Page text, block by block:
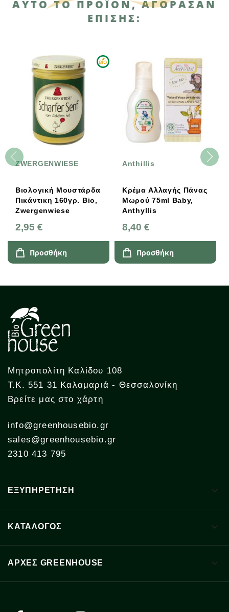
ΑΥΤΌ ΤΟ ΠΡΟΪΌΝ, ΑΓΌΡΑΣΑΝ
ΕΠΊΣΗΣ:
ZWERGENWIESE
Βιολογική Μουστάρδα
Πικάντικη 160γρ. Bio,
Zwergenwiese
2,95 €
Προσθήκη
Anthillis
Κρέμα Αλλαγής Πάνας
Μωρού 75ml Baby,
Anthyllis
8,40 €
Προσθήκη
Μητροπολίτη Καλίδου 108
Τ.Κ. 551 31 Καλαμαριά - Θεσσαλονίκη
Βρείτε μας στο χάρτη
info@greenhousebio.gr
sales@greenhousebio.gr
2310 413 795
ΕΞΥΠΗΡΕΤΗΣΗ 
ΚΑΤΑΛΟΓΟΣ 
ΑΡΧΈΣ GREENHOUSE 